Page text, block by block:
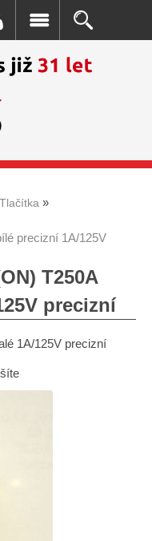
Tlačítka
precizní 1A/125V
T250A
precizní
1A/125V precizní